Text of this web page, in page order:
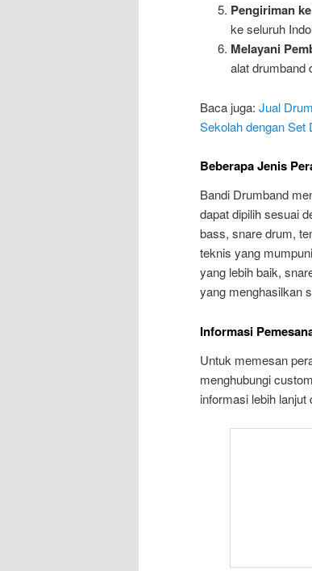
Pengiriman
ke seluruh
Melayani
alat drumband
Baca juga: Jual
Sekolah dengan Set
Beberapa Jenis
Bandi Drumband
dapat dipilih sesuai
bass, snare drum,
teknis yang
yang lebih baik,
yang menghasilkan
Informasi
Untuk memesan
menghubungi
informasi lebih lanjut